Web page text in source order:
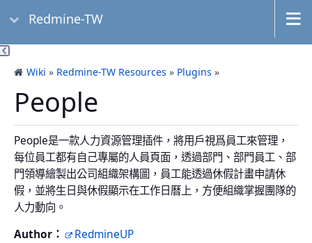
Redmine-TW
Wiki » Redmine-TW Resources » Plugins »
People
People是一款人力資源管理插件，將用戶視爲員工來管理，
每位員工都有自己專屬的人員頁面，透過部門、部門員工、部
門領導繪製出公司組織架構圖，員工能透過休假計畫申請休
假，並將生日與休假顯示在工作日曆上，方便組織掌握團隊的
人力動向。
Author：
RedmineUP